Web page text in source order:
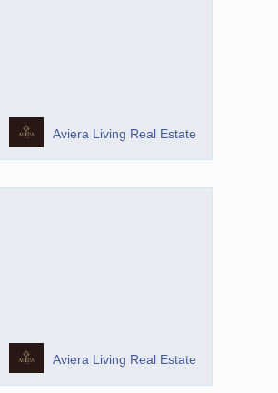
Aviera Living Real Estate
Aviera Living Real Estate